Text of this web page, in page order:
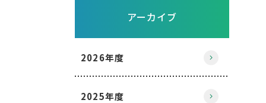
アーカイブ
2026年度
2025年度